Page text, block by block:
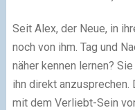
Seit Alex, der Neue, in
noch von ihm. Tag und
näher kennen lernen?
ihn direkt
mit dem Verliebt-Sein